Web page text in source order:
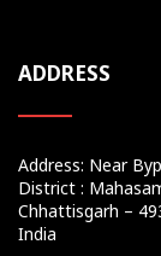
ADDRESS
Address: Near
District :
Chhattisgarh –
India